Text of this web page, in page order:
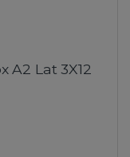
A2 Lat 3X12